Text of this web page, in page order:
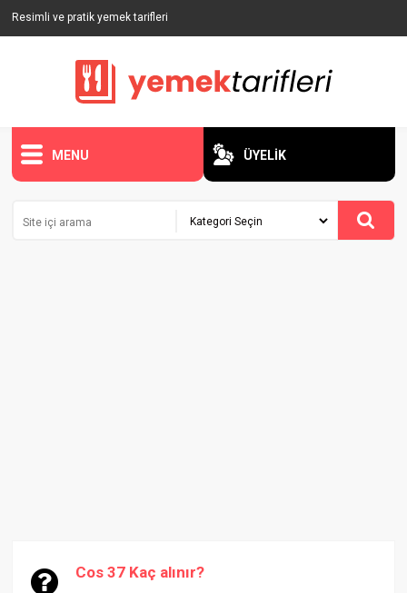
Resimli ve pratik yemek tarifleri
MENU ÜYELİK
Cos 37 Kaç alınır?